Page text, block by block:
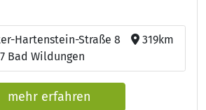
Hartenstein-Straße 8
Bad Wildungen
319km
mehr erfahren